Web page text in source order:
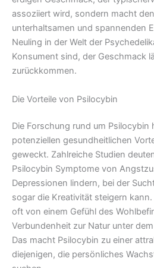
assoziiert wird, sondern macht
unterhaltsamen und spannenden
Neuling in der Welt der
Konsument sind, der Geschmack
zurückkommen.
Die Vorteile von Psilocybin
Die Forschung rund um Psilocybin
potenziellen gesundheitlichen
geweckt. Zahlreiche Studien
Psilocybin Symptome von
Depressionen lindern, bei der
sogar die Kreativität steigern
oft von einem Gefühl des
Verbundenheit zur Natur unter
Das macht Psilocybin zu einer
diejenigen, die persönliches